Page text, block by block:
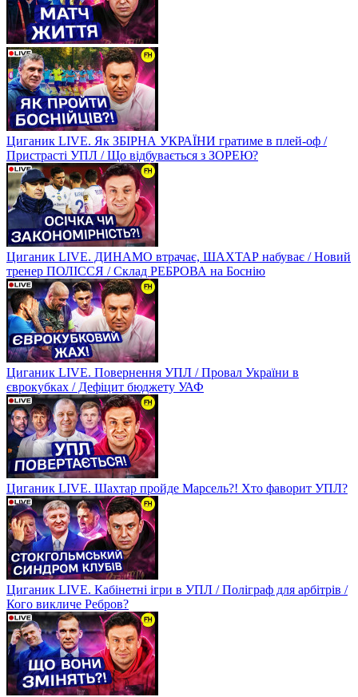
Циганик LIVE. Як ЗБІРНА УКРАЇНИ гратиме в плей-оф /
Пристрасті УПЛ / Що відбувається з ЗОРЕЮ?
Циганик LIVE. ДИНАМО втрачає, ШАХТАР набуває / Новий
тренер ПОЛІССЯ / Склад РЕБРОВА на Боснію
Циганик LIVE. Повернення УПЛ / Провал України в
єврокубках / Дефіцит бюджету УАФ
Циганик LIVE. Шахтар пройде Марсель?! Хто фаворит УПЛ?
Циганик LIVE. Кабінетні ігри в УПЛ / Поліграф для арбітрів /
Кого викличе Ребров?